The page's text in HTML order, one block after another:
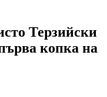
Терзийски
копка на